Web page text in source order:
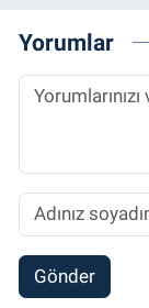
Yorumlar
Gönder